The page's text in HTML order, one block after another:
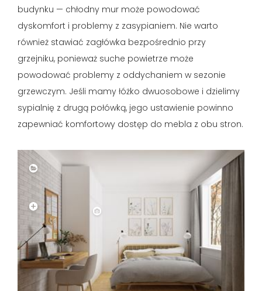
budynku — chłodny mur może powodować
dyskomfort i problemy z zasypianiem. Nie warto
również stawiać zagłówka bezpośrednio przy
grzejniku, ponieważ suche powietrze może
powodować problemy z oddychaniem w sezonie
grzewczym. Jeśli mamy łóżko dwuosobowe i dzielimy
sypialnię z drugą połówką, jego ustawienie powinno
zapewniać komfortowy dostęp do mebla z obu stron.